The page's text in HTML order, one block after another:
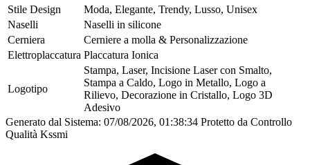
Stile Design
Moda, Elegante, Trendy, Lusso, Unisex
Naselli
Naselli in silicone
Cerniera
Cerniere a molla & Personalizzazione
Elettroplaccatura Placcatura Ionica
Logotipo
Stampa, Laser, Incisione Laser con Smalto,
Stampa a Caldo, Logo in Metallo, Logo a
Rilievo, Decorazione in Cristallo, Logo 3D
Adesivo
Generato dal Sistema: 07/08/2026, 01:38:34 Protetto da Controllo
Qualità Kssmi